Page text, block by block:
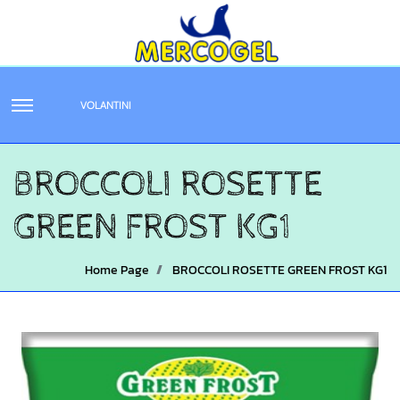
VOLANTINI
BROCCOLI ROSETTE
GREEN FROST KG1
Home Page BROCCOLI ROSETTE GREEN FROST KG1